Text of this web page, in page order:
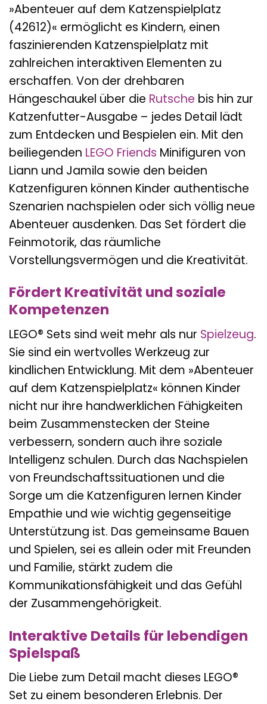
»Abenteuer auf dem Katzenspielplatz
(42612)« ermöglicht es Kindern, einen
faszinierenden Katzenspielplatz mit
zahlreichen interaktiven Elementen zu
erschaffen. Von der drehbaren
Hängeschaukel über die Rutsche bis hin zur
Katzenfutter-Ausgabe – jedes Detail lädt
zum Entdecken und Bespielen ein. Mit den
beiliegenden LEGO Friends Minifiguren von
Liann und Jamila sowie den beiden
Katzenfiguren können Kinder authentische
Szenarien nachspielen oder sich völlig neue
Abenteuer ausdenken. Das Set fördert die
Feinmotorik, das räumliche
Vorstellungsvermögen und die Kreativität.
Fördert Kreativität und soziale
Kompetenzen
LEGO® Sets sind weit mehr als nur Spielzeug.
Sie sind ein wertvolles Werkzeug zur
kindlichen Entwicklung. Mit dem »Abenteuer
auf dem Katzenspielplatz« können Kinder
nicht nur ihre handwerklichen Fähigkeiten
beim Zusammenstecken der Steine
verbessern, sondern auch ihre soziale
Intelligenz schulen. Durch das Nachspielen
von Freundschaftssituationen und die
Sorge um die Katzenfiguren lernen Kinder
Empathie und wie wichtig gegenseitige
Unterstützung ist. Das gemeinsame Bauen
und Spielen, sei es allein oder mit Freunden
und Familie, stärkt zudem die
Kommunikationsfähigkeit und das Gefühl
der Zusammengehörigkeit.
Interaktive Details für lebendigen
Spielspaß
Die Liebe zum Detail macht dieses LEGO®
Set zu einem besonderen Erlebnis. Der